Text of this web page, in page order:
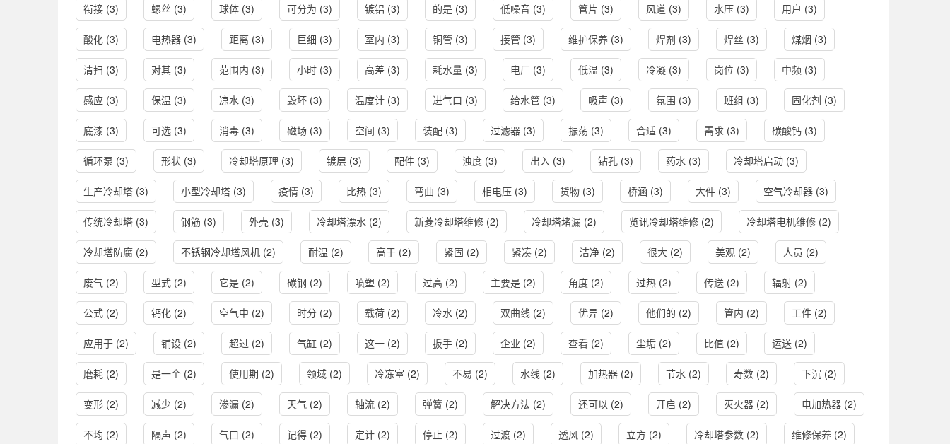
衔接 (3) 螺丝 (3) 球体 (3) 可分为 (3) 镀铝 (3) 的是 (3) 低噪音 (3) 管片 (3) 风道 (3) 水压 (3) 用户 (3)
酸化 (3) 电热器 (3) 距离 (3) 巨细 (3) 室内 (3) 铜管 (3) 接管 (3) 维护保养 (3) 焊剂 (3) 焊丝 (3) 煤烟 (3)
清扫 (3) 对其 (3) 范围内 (3) 小时 (3) 高差 (3) 耗水量 (3) 电厂 (3) 低温 (3) 冷凝 (3) 岗位 (3) 中频 (3)
感应 (3) 保温 (3) 凉水 (3) 毁坏 (3) 温度计 (3) 进气口 (3) 给水管 (3) 吸声 (3) 氛围 (3) 班组 (3) 固化剂 (3)
底漆 (3) 可选 (3) 消毒 (3) 磁场 (3) 空间 (3) 装配 (3) 过滤器 (3) 振荡 (3) 合适 (3) 需求 (3) 碳酸钙 (3)
循环泵 (3) 形状 (3) 冷却塔原理 (3) 镀层 (3) 配件 (3) 浊度 (3) 出入 (3) 钻孔 (3) 药水 (3) 冷却塔启动 (3)
生产冷却塔 (3) 小型冷却塔 (3) 疫情 (3) 比热 (3) 弯曲 (3) 相电压 (3) 货物 (3) 桥涵 (3) 大件 (3) 空气冷却器 (3)
传统冷却塔 (3) 钢筋 (3) 外壳 (3) 冷却塔漂水 (2) 新菱冷却塔维修 (2) 冷却塔堵漏 (2) 览讯冷却塔维修 (2) 冷却塔电机维修 (2)
冷却塔防腐 (2) 不锈钢冷却塔风机 (2) 耐温 (2) 高于 (2) 紧固 (2) 紧凑 (2) 洁净 (2) 很大 (2) 美观 (2) 人员 (2)
废气 (2) 型式 (2) 它是 (2) 碳钢 (2) 喷塑 (2) 过高 (2) 主要是 (2) 角度 (2) 过热 (2) 传送 (2) 辐射 (2)
公式 (2) 钙化 (2) 空气中 (2) 时分 (2) 载荷 (2) 冷水 (2) 双曲线 (2) 优异 (2) 他们的 (2) 管内 (2) 工件 (2)
应用于 (2) 铺设 (2) 超过 (2) 气缸 (2) 这一 (2) 扳手 (2) 企业 (2) 查看 (2) 尘垢 (2) 比值 (2) 运送 (2)
磨耗 (2) 是一个 (2) 使用期 (2) 领域 (2) 冷冻室 (2) 不易 (2) 水线 (2) 加热器 (2) 节水 (2) 寿数 (2) 下沉 (2)
变形 (2) 减少 (2) 渗漏 (2) 天气 (2) 轴流 (2) 弹簧 (2) 解决方法 (2) 还可以 (2) 开启 (2) 灭火器 (2) 电加热器 (2)
不均 (2) 隔声 (2) 气口 (2) 记得 (2) 定计 (2) 停止 (2) 过渡 (2) 透风 (2) 立方 (2) 冷却塔参数 (2) 维修保养 (2)